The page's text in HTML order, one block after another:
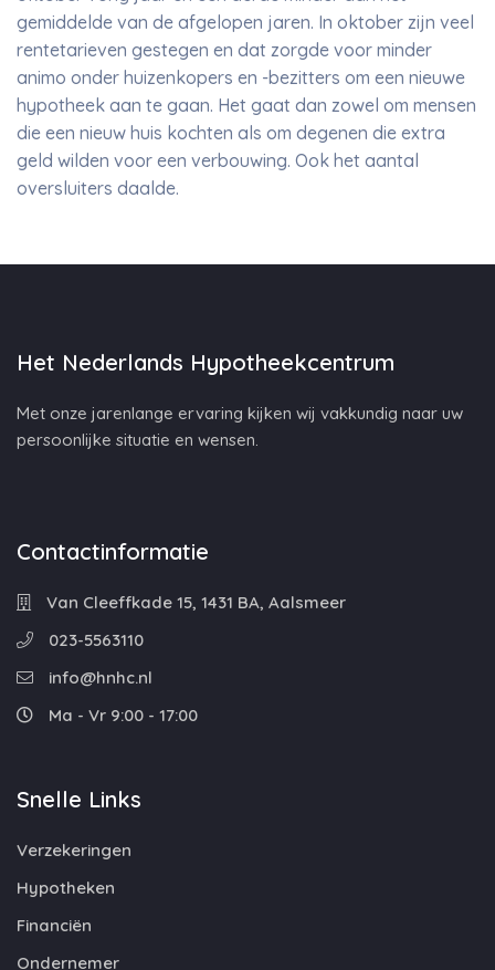
gemiddelde van de afgelopen jaren. In oktober zijn veel
rentetarieven gestegen en dat zorgde voor minder
animo onder huizenkopers en -bezitters om een nieuwe
hypotheek aan te gaan. Het gaat dan zowel om mensen
die een nieuw huis kochten als om degenen die extra
geld wilden voor een verbouwing. Ook het aantal
oversluiters daalde.
Het Nederlands Hypotheekcentrum
Met onze jarenlange ervaring kijken wij vakkundig naar uw
persoonlijke situatie en wensen.
Contactinformatie
Van Cleeffkade 15, 1431 BA, Aalsmeer
023-5563110
info@hnhc.nl
Ma - Vr 9:00 - 17:00
Snelle Links
Verzekeringen
Hypotheken
Financiën
Ondernemer